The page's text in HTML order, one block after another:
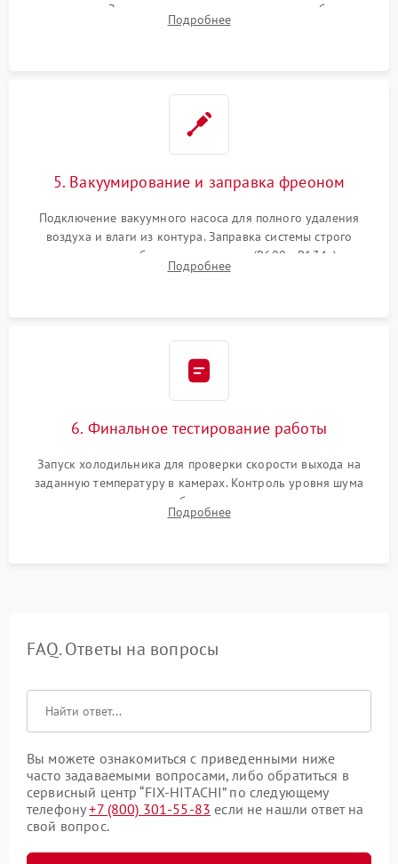
осушителя. Замена изношенных вентиляторов обдува,
сломанных заслонок или поврежденных дверных петель.
Подробнее
5. Вакуумирование и заправка фреоном
Подключение вакуумного насоса для полного удаления
воздуха и влаги из контура. Заправка системы строго
дозированным объемом хладагента (R600a, R134a) по
электронным весам. Контроль рабочего давления в системе.
Подробнее
6. Финальное тестирование работы
Запуск холодильника для проверки скорости выхода на
заданную температуру в камерах. Контроль уровня шума
компрессора, отсутствия обмерзания стенок и корректного
срабатывания системы автоматической оттайки.
Подробнее
FAQ. Ответы на вопросы
Вы можете ознакомиться с приведенными ниже
часто задаваемыми вопросами, либо обратиться в
сервисный центр “FIX-HITACHI” по следующему
телефону+7 (800) 301-55-83 если не нашли ответ на
свой вопрос.